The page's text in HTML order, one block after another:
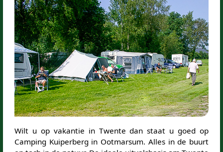
Wilt u op vakantie in Twente dan staat u goed op
Camping Kuiperberg in Ootmarsum. Alles in de buurt